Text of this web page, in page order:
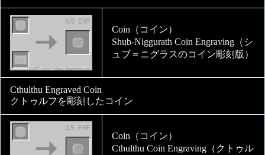
Coin（コイン）
Shub-Niggurath Coin Engraving（シ
ュブ＝ニグラスのコイン彫刻版）
Cthulthu Engraved Coin
クトゥルフを彫刻したコイン
Coin（コイン）
Cthulthu Coin Engraving（クトゥル